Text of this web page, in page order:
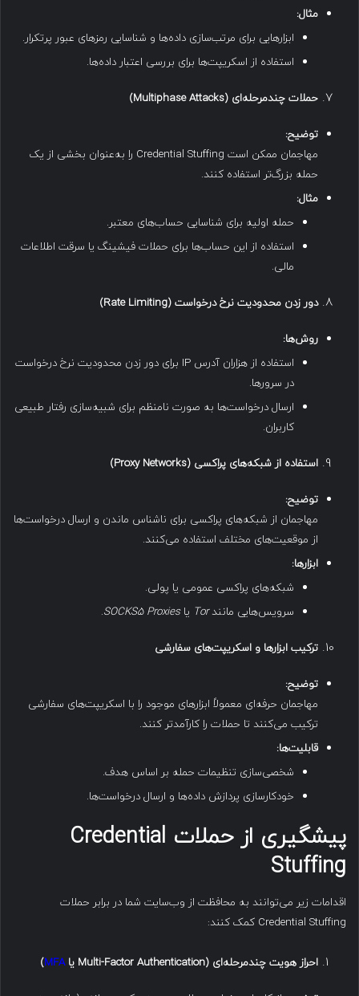
مثال:
ابزارهایی برای مرتب‌سازی داده‌ها و شناسایی رمزهای عبور پرتکرار.
استفاده از اسکریپت‌ها برای بررسی اعتبار داده‌ها.
حملات چندمرحله‌ای (Multiphase Attacks)
توضیح:
مهاجمان ممکن است Credential Stuffing را به‌عنوان بخشی از یک
حمله بزرگ‌تر استفاده کنند.
مثال:
حمله اولیه برای شناسایی حساب‌های معتبر.
استفاده از این حساب‌ها برای حملات فیشینگ یا سرقت اطلاعات
مالی.
دور زدن محدودیت نرخ درخواست (Rate Limiting)
روش‌ها:
استفاده از هزاران آدرس IP برای دور زدن محدودیت نرخ درخواست
در سرورها.
ارسال درخواست‌ها به صورت نامنظم برای شبیه‌سازی رفتار طبیعی
کاربران.
استفاده از شبکه‌های پراکسی (Proxy Networks)
توضیح:
مهاجمان از شبکه‌های پراکسی برای ناشناس ماندن و ارسال درخواست‌ها
از موقعیت‌های مختلف استفاده می‌کنند.
ابزارها:
شبکه‌های پراکسی عمومی یا پولی.
سرویس‌هایی مانندTor یاSOCKS5 Proxies
.
ترکیب ابزارها و اسکریپت‌های سفارشی
توضیح:
مهاجمان حرفه‌ای معمولاً ابزارهای موجود را با اسکریپت‌های سفارشی
ترکیب می‌کنند تا حملات را کارآمدتر کنند.
قابلیت‌ها:
شخصی‌سازی تنظیمات حمله بر اساس هدف.
خودکارسازی پردازش داده‌ها و ارسال درخواست‌ها.
پیشگیری از حملات Credential
Stuffing
اقدامات زیر می‌توانند به محافظت از وب‌سایت شما در برابر حملات
Credential Stuffing کمک کنند:
احراز هویت چندمرحله‌ای (Multi-Factor Authentication یا MFA
)